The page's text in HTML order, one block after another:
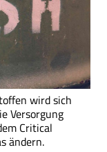
wird sich
Versorgung
Critical
ändern.